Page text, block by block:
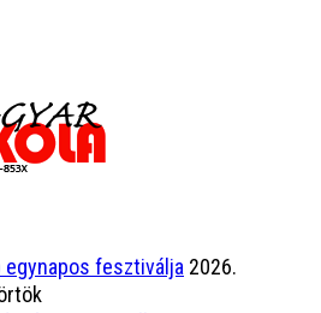
egynapos fesztiválja 2026.